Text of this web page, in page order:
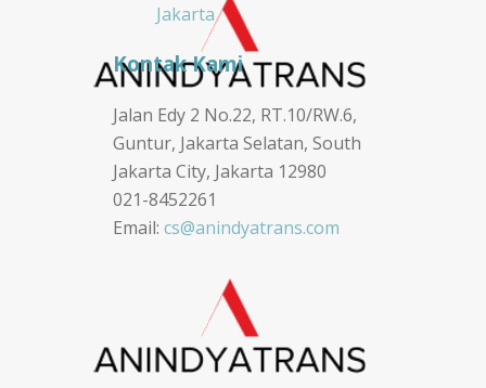
Jakarta
Kontak Kami
Jalan Edy 2 No.22, RT.10/RW.6,
Guntur, Jakarta Selatan, South
Jakarta City, Jakarta 12980
021-8452261
Email: cs@anindyatrans.com